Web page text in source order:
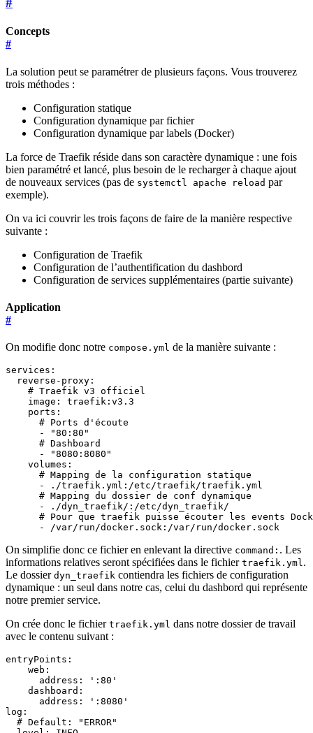
Concepts
#
La solution peut se paramétrer de plusieurs façons. Vous trouverez
trois méthodes :
Configuration statique
Configuration dynamique par fichier
Configuration dynamique par labels (Docker)
La force de Traefik réside dans son caractère dynamique : une fois
bien paramétré et lancé, plus besoin de le recharger à chaque ajout
de nouveaux services (pas de systemctl apache reload par
exemple).
On va ici couvrir les trois façons de faire de la manière respective
suivante :
Configuration de Traefik
Configuration de l’authentification du dashbord
Configuration de services supplémentaires (partie suivante)
Application
#
On modifie donc notre compose.yml de la manière suivante :
services :
reverse-proxy :
# Traefik v3 officiel
image :
traefik:v3.3
ports :
# Ports d'écoute
-
"80:80"
# Dashboard
-
"8080:8080"
volumes :
# Mapping de la configuration statique
-
./traefik.yml:/etc/traefik/traefik.yml
# Mapping du dossier de conf dynamique
-
./dyn_traefik/:/etc/dyn_traefik/
# Pour que traefik puisse écouter les events
- /var/run/docker.sock:/var/run/docker.sock
On simplifie donc ce fichier en enlevant la directive command: . Les
informations relatives seront spécifiées dans le fichier traefik.yml.
Le dossier dyn_traefik contiendra les fichiers de configuration
dynamique : un seul dans notre cas, celui du dashbord qui représente
notre premier service.
On crée donc le fichier traefik.yml dans notre dossier de travail
avec le contenu suivant :
entryPoints :
web :
address :
':80'
dashboard :
address :
':8080'
log :
# Default: "ERROR"